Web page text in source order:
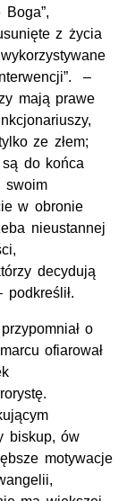
z życia
–
mają prawe
ze złem;
do końca
swoim
w obronie
nieustannej
decydują
o
ofiarował
biskup, ów
motywacje